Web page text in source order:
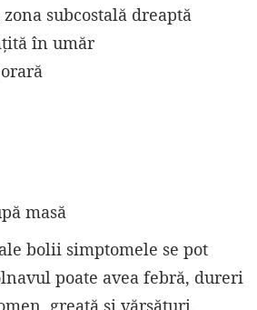
subcostală dreaptă
în umăr
masă
bolii simptomele se pot
poate avea febră, dureri
greață și vărsături.